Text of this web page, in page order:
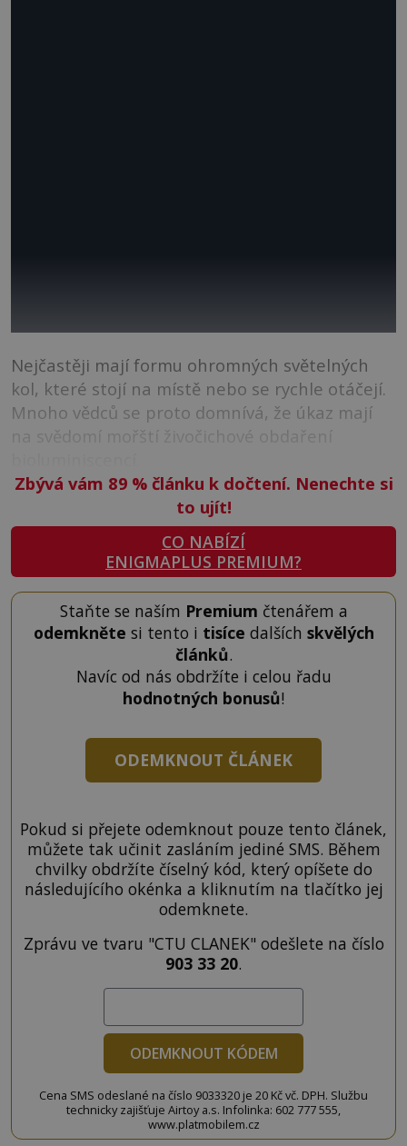
Nejčastěji mají formu ohromných světelných
kol, které stojí na místě nebo se rychle otáčejí.
Mnoho vědců se proto domnívá, že úkaz mají
na svědomí mořští živočichové obdaření
Zbývá vám 89 %článku k dočtení. Nenechte si
to ujít!
CO NABÍZÍ
ENIGMAPLUS PREMIUM?
Staňte se naším Premium čtenářem a
odemkněte si tento i tisíce dalších skvělých
článků.
Navíc od nás obdržíte i celou řadu
hodnotných bonusů!
ODEMKNOUT ČLÁNEK
Pokud si přejete odemknout pouze tento článek,
můžete tak učinit zasláním jediné SMS. Během
chvilky obdržíte číselný kód, který opíšete do
následujícího okénka a kliknutím na tlačítko jej
odemknete.
Zprávu ve tvaru "CTU CLANEK" odešlete na číslo
903 33 20.
ODEMKNOUT KÓDEM
Cena SMS odeslané na číslo 9033320 je 20 Kč vč. DPH. Službu
technicky zajišťuje Airtoy a.s. Infolinka: 602 777 555,
www.platmobilem.cz